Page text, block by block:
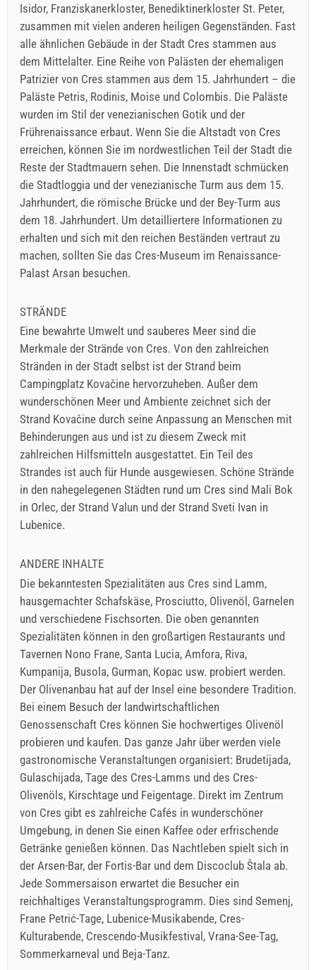
Isidor, Franziskanerkloster, Benediktinerkloster St. Peter,
zusammen mit vielen anderen heiligen Gegenständen. Fast
alle ähnlichen Gebäude in der Stadt Cres stammen aus
dem Mittelalter. Eine Reihe von Palästen der ehemaligen
Patrizier von Cres stammen aus dem 15. Jahrhundert – die
Paläste Petris, Rodinis, Moise und Colombis. Die Paläste
wurden im Stil der venezianischen Gotik und der
Frührenaissance erbaut. Wenn Sie die Altstadt von Cres
erreichen, können Sie im nordwestlichen Teil der Stadt die
Reste der Stadtmauern sehen. Die Innenstadt schmücken
die Stadtloggia und der venezianische Turm aus dem 15.
Jahrhundert, die römische Brücke und der Bey-Turm aus
dem 18. Jahrhundert. Um detailliertere Informationen zu
erhalten und sich mit den reichen Beständen vertraut zu
machen, sollten Sie das Cres-Museum im Renaissance-
Palast Arsan besuchen.
STRÄNDE
Eine bewahrte Umwelt und sauberes Meer sind die
Merkmale der Strände von Cres. Von den zahlreichen
Stränden in der Stadt selbst ist der Strand beim
Campingplatz Kovačine hervorzuheben. Außer dem
wunderschönen Meer und Ambiente zeichnet sich der
Strand Kovačine durch seine Anpassung an Menschen mit
Behinderungen aus und ist zu diesem Zweck mit
zahlreichen Hilfsmitteln ausgestattet. Ein Teil des
Strandes ist auch für Hunde ausgewiesen. Schöne Strände
in den nahegelegenen Städten rund um Cres sind Mali Bok
in Orlec, der Strand Valun und der Strand Sveti Ivan in
Lubenice.
ANDERE INHALTE
Die bekanntesten Spezialitäten aus Cres sind Lamm,
hausgemachter Schafskäse, Prosciutto, Olivenöl, Garnelen
und verschiedene Fischsorten. Die oben genannten
Spezialitäten können in den großartigen Restaurants und
Tavernen Nono Frane, Santa Lucia, Amfora, Riva,
Kumpanija, Busola, Gurman, Kopac usw. probiert werden.
Der Olivenanbau hat auf der Insel eine besondere Tradition.
Bei einem Besuch der landwirtschaftlichen
Genossenschaft Cres können Sie hochwertiges Olivenöl
probieren und kaufen. Das ganze Jahr über werden viele
gastronomische Veranstaltungen organisiert: Brudetijada,
Gulaschijada, Tage des Cres-Lamms und des Cres-
Olivenöls, Kirschtage und Feigentage. Direkt im Zentrum
von Cres gibt es zahlreiche Cafés in wunderschöner
Umgebung, in denen Sie einen Kaffee oder erfrischende
Getränke genießen können. Das Nachtleben spielt sich in
der Arsen-Bar, der Fortis-Bar und dem Discoclub Štala ab.
Jede Sommersaison erwartet die Besucher ein
reichhaltiges Veranstaltungsprogramm. Dies sind Semenj,
Frane Petrić-Tage, Lubenice-Musikabende, Cres-
Kulturabende, Crescendo-Musikfestival, Vrana-See-Tag,
Sommerkarneval und Beja-Tanz.